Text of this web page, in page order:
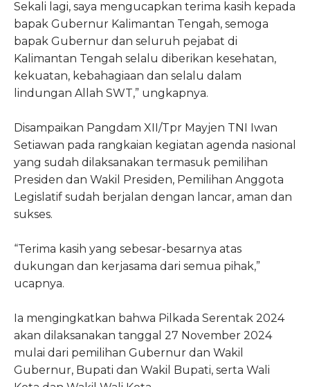
Sekali lagi, saya mengucapkan terima kasih kepada
bapak Gubernur Kalimantan Tengah, semoga
bapak Gubernur dan seluruh pejabat di
Kalimantan Tengah selalu diberikan kesehatan,
kekuatan, kebahagiaan dan selalu dalam
lindungan Allah SWT,” ungkapnya.
Disampaikan Pangdam XII/Tpr Mayjen TNI Iwan
Setiawan pada rangkaian kegiatan agenda nasional
yang sudah dilaksanakan termasuk pemilihan
Presiden dan Wakil Presiden, Pemilihan Anggota
Legislatif sudah berjalan dengan lancar, aman dan
sukses.
“Terima kasih yang sebesar-besarnya atas
dukungan dan kerjasama dari semua pihak,”
ucapnya.
Ia mengingkatkan bahwa Pilkada Serentak 2024
akan dilaksanakan tanggal 27 November 2024
mulai dari pemilihan Gubernur dan Wakil
Gubernur, Bupati dan Wakil Bupati, serta Wali